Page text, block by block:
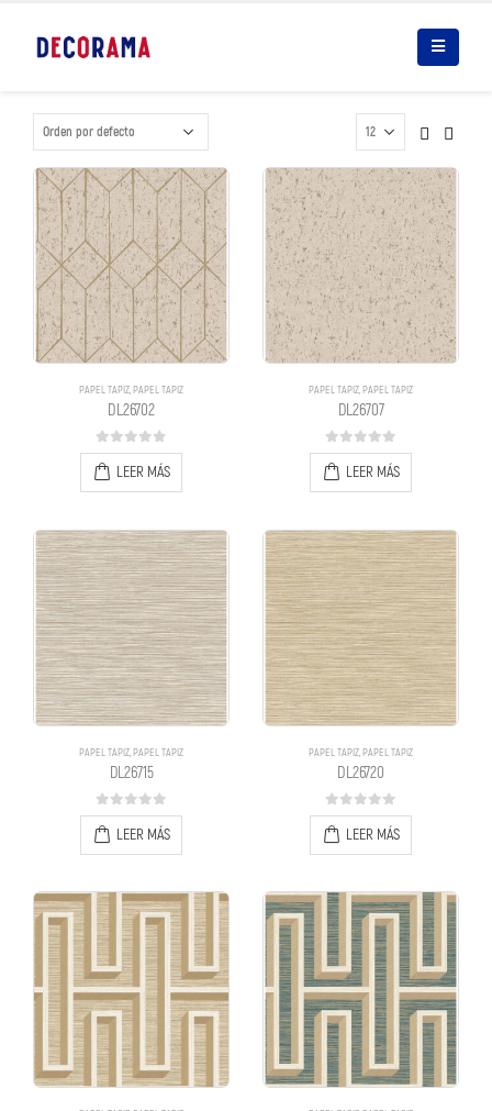
PAPEL TAPIZ,PAPEL TAPIZ
DL26702
0out of 5
LEER MÁS
PAPEL TAPIZ,PAPEL TAPIZ
DL26707
0out of 5
LEER MÁS
PAPEL TAPIZ,PAPEL TAPIZ
DL26715
0out of 5
LEER MÁS
PAPEL TAPIZ,PAPEL TAPIZ
DL26720
0out of 5
LEER MÁS